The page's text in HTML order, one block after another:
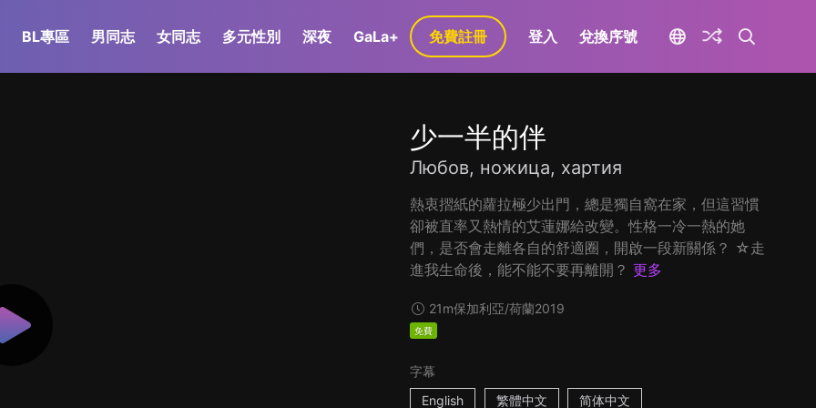
BL專區 男同志 女同志 多元性別 深夜 GaLa+ 免費註冊 登入 兌換序號
少一半的伴
Любов, ножица, хартия
熱衷摺紙的蘿拉極少出門，總是獨自窩在家，但這習慣
卻被直率又熱情的艾蓮娜給改變。性格一冷一熱的她
們，是否會走離各自的舒適圈，開啟一段新關係？ ☆走
進我生命後，能不能不要再離開？ 更多
21m保加利亞/荷蘭2019
免費
字幕
English
繁體中文 简体中文